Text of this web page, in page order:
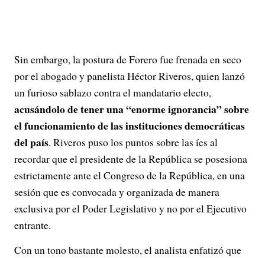
Sin embargo, la postura de Forero fue frenada en seco
por el abogado y panelista Héctor Riveros, quien lanzó
un furioso sablazo contra el mandatario electo,
acusándolo de tener una “enorme ignorancia” sobre
el funcionamiento de las instituciones democráticas
del país. Riveros puso los puntos sobre las íes al
recordar que el presidente de la República se posesiona
estrictamente ante el Congreso de la República, en una
sesión que es convocada y organizada de manera
exclusiva por el Poder Legislativo y no por el Ejecutivo
entrante.
Con un tono bastante molesto, el analista enfatizó que